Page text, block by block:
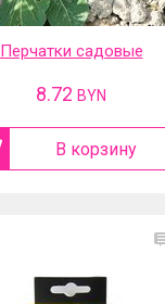
Перчатки садовые
8.72 BYN
В корзину